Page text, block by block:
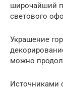
широчайший
светового
Украшение
можно
Источниками